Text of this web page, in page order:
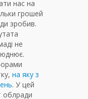
нас на
грошей
зробив.
не
на яку з
. У цей
облради